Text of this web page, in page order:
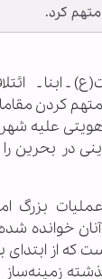
کرد.
متهم کردن
علیه
در بحرین
عملیات بزرگ
خوانده
که از